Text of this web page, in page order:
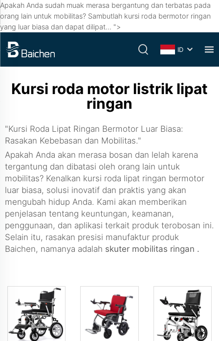
Apakah Anda sudah muak merasa bergantung dan terbatas pada
orang lain untuk mobilitas? Sambutlah kursi roda bermotor ringan
yang luar biasa dan dapat dilipat... ">
ID
Kursi roda motor listrik lipat
ringan
"Kursi Roda Lipat Ringan Bermotor Luar Biasa:
Rasakan Kebebasan dan Mobilitas."
Apakah Anda akan merasa bosan dan lelah karena
tergantung dan dibatasi oleh orang lain untuk
mobilitas? Kenalkan kursi roda lipat ringan bermotor
luar biasa, solusi inovatif dan praktis yang akan
mengubah hidup Anda. Kami akan memberikan
penjelasan tentang keuntungan, keamanan,
penggunaan, dan aplikasi terkait produk terobosan ini.
Selain itu, rasakan presisi manufaktur produk
Baichen, namanya adalah skuter mobilitas ringan .